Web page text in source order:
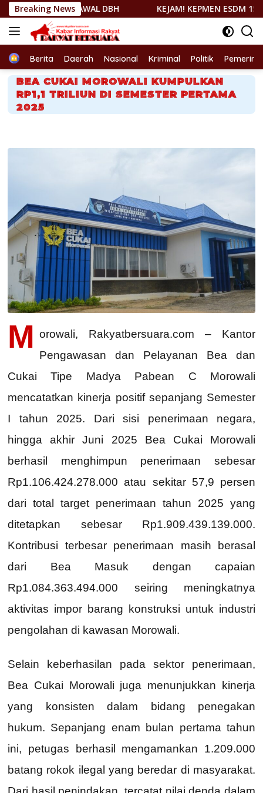
Langsung
ke
konten
Breaking News
DBH KEJAM! KEPMEN ESDM 157/2026 DITUDING
HomeBerita Daerah Nasional Kriminal Politik
BEA CUKAI MOROWALI KUMPULKAN
RP1,1 TRILIUN DI SEMESTER PERTAMA
2025
M orowali, Rakyatbersuara.com – Kantor
Pengawasan dan Pelayanan Bea dan
Cukai Tipe Madya Pabean C Morowali
mencatatkan kinerja positif sepanjang Semester
I tahun 2025. Dari sisi penerimaan negara,
hingga akhir Juni 2025 Bea Cukai Morowali
berhasil menghimpun penerimaan sebesar
Rp1.106.424.278.000 atau sekitar 57,9 persen
dari total target penerimaan tahun 2025 yang
ditetapkan sebesar Rp1.909.439.139.000.
Kontribusi terbesar penerimaan masih berasal
dari Bea Masuk dengan capaian
Rp1.084.363.494.000 seiring meningkatnya
aktivitas impor barang konstruksi untuk industri
pengolahan di kawasan Morowali.
Selain keberhasilan pada sektor penerimaan,
Bea Cukai Morowali juga menunjukkan kinerja
yang konsisten dalam bidang penegakan
hukum. Sepanjang enam bulan pertama tahun
ini, petugas berhasil mengamankan 1.209.000
batang rokok ilegal yang beredar di masyarakat.